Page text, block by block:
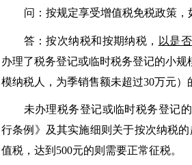
问：按规定享受增值税免税政策
答：按次纳税和按期纳税， 以是
办理了税务登记或临时税务登记的小
模纳税人，为季销售额未超过30万元）
未办理税务登记或临时税务登记
行条例》及其实施细则关于按次纳税
值税，达到500元的则需要正常征税。